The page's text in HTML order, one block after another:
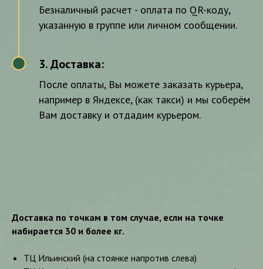
Безналичный расчет - оплата по QR-коду,
указанную в группе или личном сообщении.
3. Доставка:
После оплаты, Вы можете заказать курьера,
например в Яндексе, (как такси) и мы соберём
Вам доставку и отдадим курьером.
Доставка по точкам в том случае, если на точке
набирается 30 и более кг.
ТЦ Ильинский (на стоянке напротив слева)